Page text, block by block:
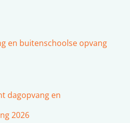
en buitenschoolse opvang
dagopvang en
2026